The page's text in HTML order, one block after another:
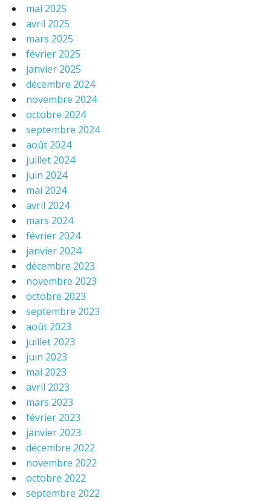
mai 2025
avril 2025
mars 2025
février 2025
janvier 2025
décembre 2024
novembre 2024
octobre 2024
septembre 2024
août 2024
juillet 2024
juin 2024
mai 2024
avril 2024
mars 2024
février 2024
janvier 2024
décembre 2023
novembre 2023
octobre 2023
septembre 2023
août 2023
juillet 2023
juin 2023
mai 2023
avril 2023
mars 2023
février 2023
janvier 2023
décembre 2022
novembre 2022
octobre 2022
septembre 2022